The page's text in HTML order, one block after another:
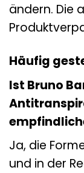
ändern. Die
Häufig
Ist Bruno
Ja, die
und in der